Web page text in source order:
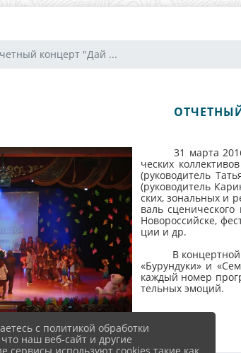
концерт "Дай ...
31 мар­та 2016г
ческих
(руководитель
(руководитель
ских, зо­наль­ных и
валь
Но­ворос­сий­ске,
ции и др.
В кон­цер­тной
«Бу­рун­ду­ки» и
каж­дый но­мер
тель­ных эмо­ций.
с политикой обработки
наш веб-сайт и другие